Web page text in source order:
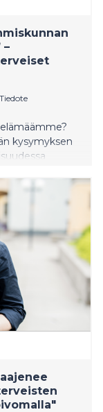
–
Tiedote
kysymyksen
500
saivat